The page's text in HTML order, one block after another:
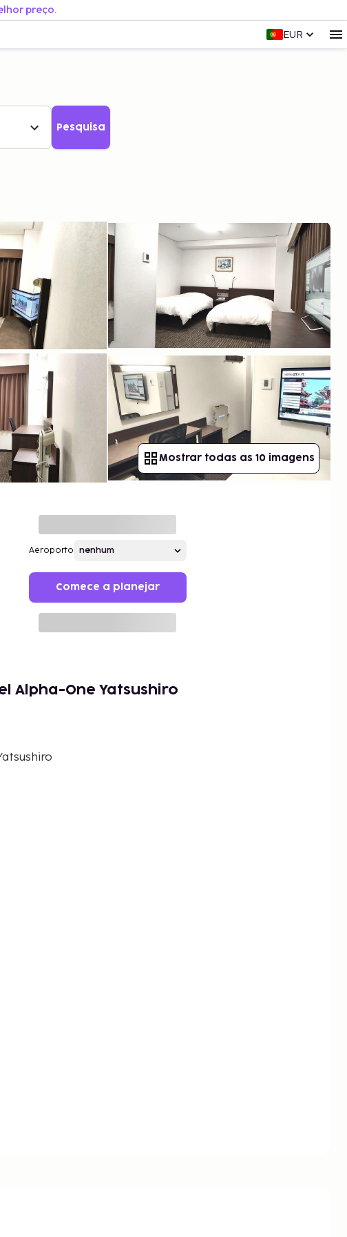
preço.
EUR
Pesquisa
Mostrar todas as 10 imagens
Aeroporto
Comece a planejar
Alpha-One Yatsushiro